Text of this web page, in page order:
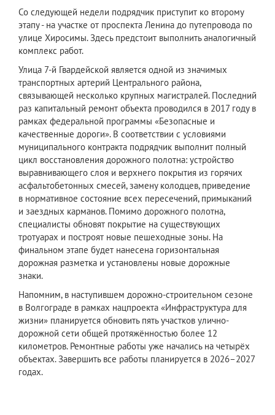
Со следующей недели подрядчик приступит ко второму
этапу - на участке от проспекта Ленина до путепровода по
улице Хиросимы. Здесь предстоит выполнить аналогичный
комплекс работ.
Улица 7-й Гвардейской является одной из значимых
транспортных артерий Центрального района,
связывающей несколько крупных магистралей. Последний
раз капитальный ремонт объекта проводился в 2017 году в
рамках федеральной программы «Безопасные и
качественные дороги». В соответствии с условиями
муниципального контракта подрядчик выполнит полный
цикл восстановления дорожного полотна: устройство
выравнивающего слоя и верхнего покрытия из горячих
асфальтобетонных смесей, замену колодцев, приведение
в нормативное состояние всех пересечений, примыканий
и заездных карманов. Помимо дорожного полотна,
специалисты обновят покрытие на существующих
тротуарах и построят новые пешеходные зоны. На
финальном этапе будет нанесена горизонтальная
дорожная разметка и установлены новые дорожные
знаки.
Напомним, в наступившем дорожно-строительном сезоне
в Волгограде в рамках нацпроекта «Инфраструктура для
жизни» планируется обновить пять участков улично-
дорожной сети общей протяжённостью более 12
километров. Ремонтные работы уже начались на четырёх
объектах. Завершить все работы планируется в 2026–2027
годах.